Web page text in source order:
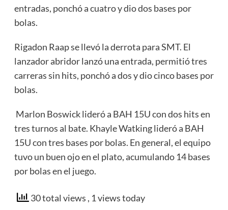
entradas, ponchó a cuatro y dio dos bases por
bolas.
Rigadon Raap se llevó la derrota para SMT. El
lanzador abridor lanzó una entrada, permitió tres
carreras sin hits, ponchó a dos y dio cinco bases por
bolas.
Marlon Boswick lideró a BAH 15U con dos hits en
tres turnos al bate. Khayle Watking lideró a BAH
15U con tres bases por bolas. En general, el equipo
tuvo un buen ojo en el plato, acumulando 14 bases
por bolas en el juego.
30 total views , 1 views today